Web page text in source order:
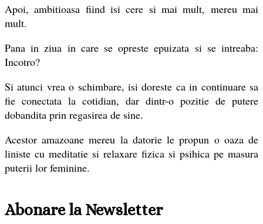
Apoi, ambitioasa fiind isi cere si mai mult, mereu mai
mult.
Pana in ziua in care se opreste epuizata si se intreaba:
Incotro?
Si atunci vrea o schimbare, isi doreste ca in continuare sa
fie conectata la cotidian, dar dintr-o pozitie de putere
dobandita prin regasirea de sine.
Acestor amazoane mereu la datorie le propun o oaza de
liniste cu meditatie si relaxare fizica si psihica pe masura
puterii lor feminine.
Abonare la Newsletter